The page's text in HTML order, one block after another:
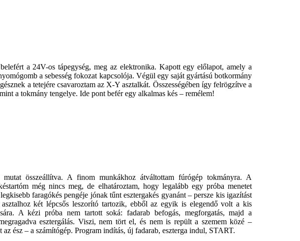
a 24V-os tápegység, meg az elektronika. Kapott egy előlapot, amely a
a sebesség fokozat kapcsolója. Végül egy saját gyártású botkormány
a tetejére csavaroztam az X-Y asztalkát. Összességében így felrögzítve a
a tokmány tengelye. Ide pont befér egy alkalmas kés – remélem!
összeállítva. A finom munkákhoz átváltottam fúrógép tokmányra. A
még nincs meg, de elhatároztam, hogy legalább egy próba menetet
faragókés pengéje jónak tűnt esztergakés gyanánt – persze kis igazítást
két lépcsős leszorító tartozik, ebből az egyik is elegendő volt a kis
A kézi próba nem tartott soká: fadarab befogás, megforgatás, majd a
esztergálás. Viszi, nem tört el, és nem is repült a szemem közé –
az ész – a számítógép. Program indítás, új fadarab, eszterga indul, START.